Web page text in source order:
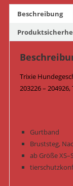
204926
Haselnuss
Menge
Beschreibung
Trixie
203226 –
Gurtband
Bruststeg,
ab Größe